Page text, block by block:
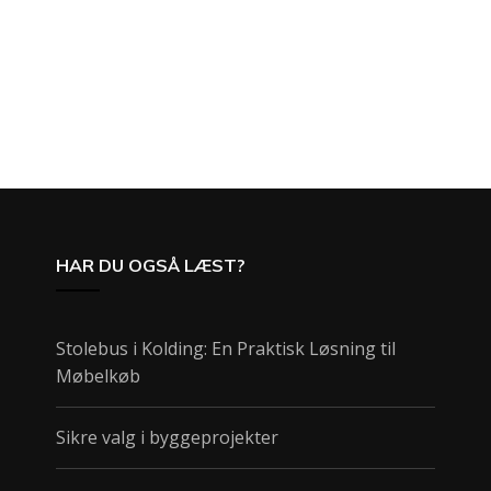
HAR DU OGSÅ LÆST?
Stolebus i Kolding: En Praktisk Løsning til
Møbelkøb
Sikre valg i byggeprojekter